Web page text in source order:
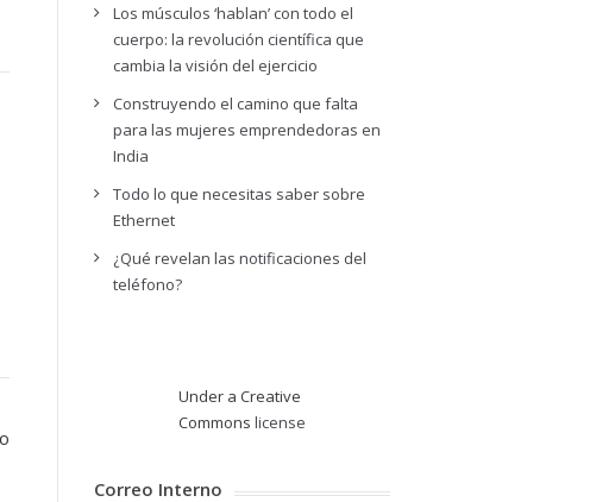
Los músculos ‘hablan’ con todo el
cuerpo: la revolución científica que
cambia la visión del ejercicio
Construyendo el camino que falta
para las mujeres emprendedoras en
India
Todo lo que necesitas saber sobre
Ethernet
¿Qué revelan las notificaciones del
teléfono?
Under a Creative
Commons license
Correo Interno